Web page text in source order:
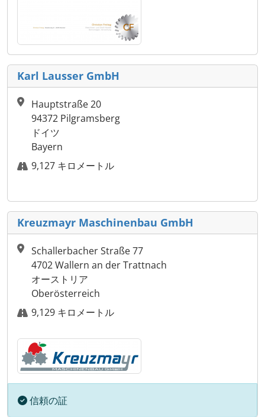
Karl Lausser GmbH
Hauptstraße 20
94372 Pilgramsberg
ドイツ
Bayern
9,127 キロメートル
Kreuzmayr Maschinenbau GmbH
Schallerbacher Straße 77
4702 Wallern an der Trattnach
オーストリア
Oberösterreich
9,129 キロメートル
信頼の証